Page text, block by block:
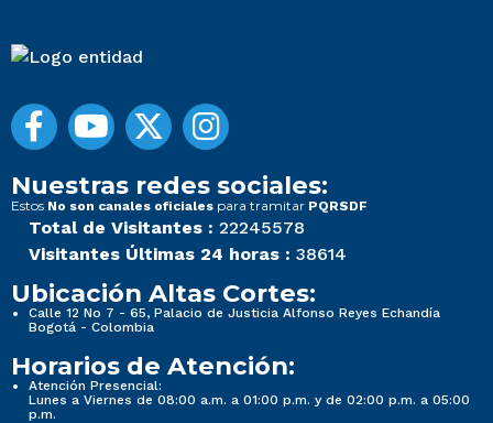
Nuestras redes sociales:
Estos No son canales oficiales para tramitar PQRSDF
Total de Visitantes : 22245578
Visitantes Últimas 24 horas : 38614
Ubicación Altas Cortes:
Calle 12 No 7 - 65, Palacio de Justicia Alfonso Reyes Echandía
Bogotá - Colombia
Horarios de Atención:
Atención Presencial:
Lunes a Viernes de 08:00 a.m. a 01:00 p.m. y de 02:00 p.m. a 05:00
p.m.